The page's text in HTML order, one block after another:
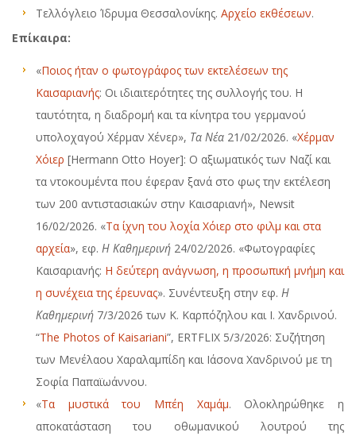
Τελλόγλειο Ίδρυμα Θεσσαλονίκης. Αρχείο εκθέσεων.
Επίκαιρα:
«Ποιος ήταν ο φωτογράφος των εκτελέσεων της
Καισαριανής: Οι ιδιαιτερότητες της συλλογής του. Η
ταυτότητα, η διαδρομή και τα κίνητρα του γερμανού
υπολοχαγού Χέρμαν Χένερ», Τα Νέα 21/02/2026. «Χέρμαν
Χόιερ [Hermann Otto Hoyer]: Ο αξιωματικός των Ναζί και
τα ντοκουμέντα που έφεραν ξανά στο φως την εκτέλεση
των 200 αντιστασιακών στην Καισαριανή», Newsit
16/02/2026. «Τα ίχνη του λοχία Χόιερ στο φιλμ και στα
αρχεία», εφ. Η Καθημερινή 24/02/2026. «Φωτογραφίες
Καισαριανής: Η δεύτερη ανάγνωση, η προσωπική μνήμη και
η συνέχεια της έρευνας». Συνέντευξη στην εφ. Η
Καθημερινή 7/3/2026 των Κ. Καρπόζηλου και Ι. Χανδρινού.
“The Photos of Kaisariani”, ERTFLIX 5/3/2026: Συζήτηση
των Μενέλαου Χαραλαμπίδη και Ιάσονα Χανδρινού με τη
Σοφία Παπαϊωάννου.
«Τα μυστικά του Μπέη Χαμάμ. Ολοκληρώθηκε η
αποκατάσταση του οθωμανικού λουτρού της